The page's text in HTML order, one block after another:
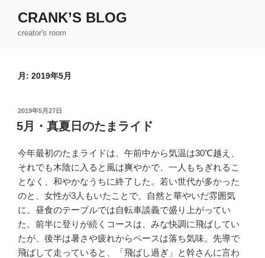
CRANK’S BLOG
creator's room
月: 2019年5月
投
稿
日:
2019年5月27日
5月・真夏日のたまライド
今年最初のたまライドは、午前中から気温は30℃越え、
それでも木陰に入ると風は爽やかで、一人もちぎれるこ
となく、和やかなうちに終了した。若い世代が多かった
のと、女性が3人もいたことで、自然と華やいだ雰囲気
に。昼食のテーブルでは自転車談義で盛り上がってい
た。前半に登りが続くコースは、みな快調に飛ばしてい
たが、後半は暑さや疲れからペースは落ち気味。先導で
飛ばして走っていると、「飛ばし過ぎ」と幹さんに言わ